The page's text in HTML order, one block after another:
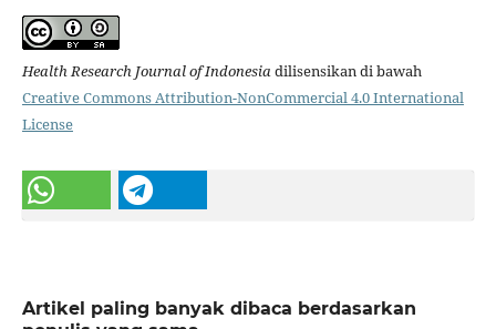
Health Research Journal of Indonesiadilisensikan di bawah
Creative Commons Attribution-NonCommercial 4.0 International
License
Artikel paling banyak dibaca berdasarkan